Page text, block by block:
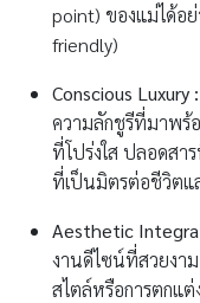
point) ของแม่ได้อ
friendly)
Conscious
ความลักชูรีที่มาพร้
ที่โปร่งใส ปลอดสา
ที่เป็นมิตรต่อชีวิตแ
Aesthetic
งานดีไซน์ที่สวยงา
สไตล์หรือการตกแต่